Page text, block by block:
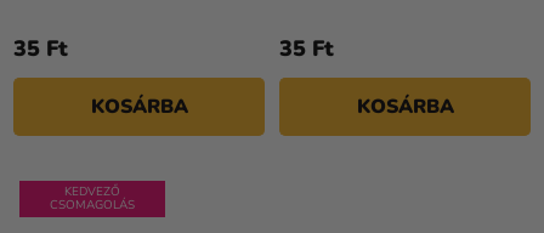
35 Ft
KOSÁRBA
35 Ft
KOSÁRBA
KEDVEZŐ
CSOMAGOLÁS